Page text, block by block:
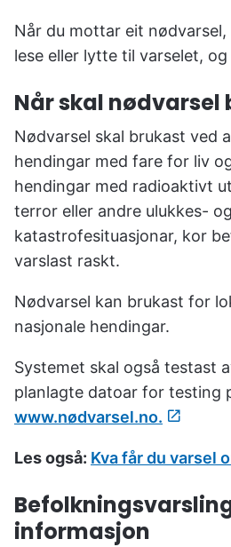
Når du mottar eit
lese eller lytte til varselet,
Når skal nødvarsel
Nødvarsel skal brukast ved
hendingar med fare for liv
hendingar med radioaktivt
terror eller andre ulukkes- og
katastrofesituasjonar, kor
varslast raskt.
Nødvarsel kan brukast for
nasjonale hendingar.
Systemet skal også testast
planlagte datoar for testing
www.nødvarsel.no.
Les også: Kva får du varsel
informasjon